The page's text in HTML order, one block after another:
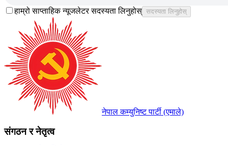
हाम्रो साप्ताहिक न्यूजलेटर सदस्यता लिनुहोस् सदस्यता लिनुहोस्
नेपाल कम्युनिष्ट पार्टी (एमाले)
संगठन र नेतृत्व